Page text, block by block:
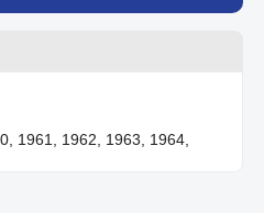
1961, 1962, 1963, 1964,